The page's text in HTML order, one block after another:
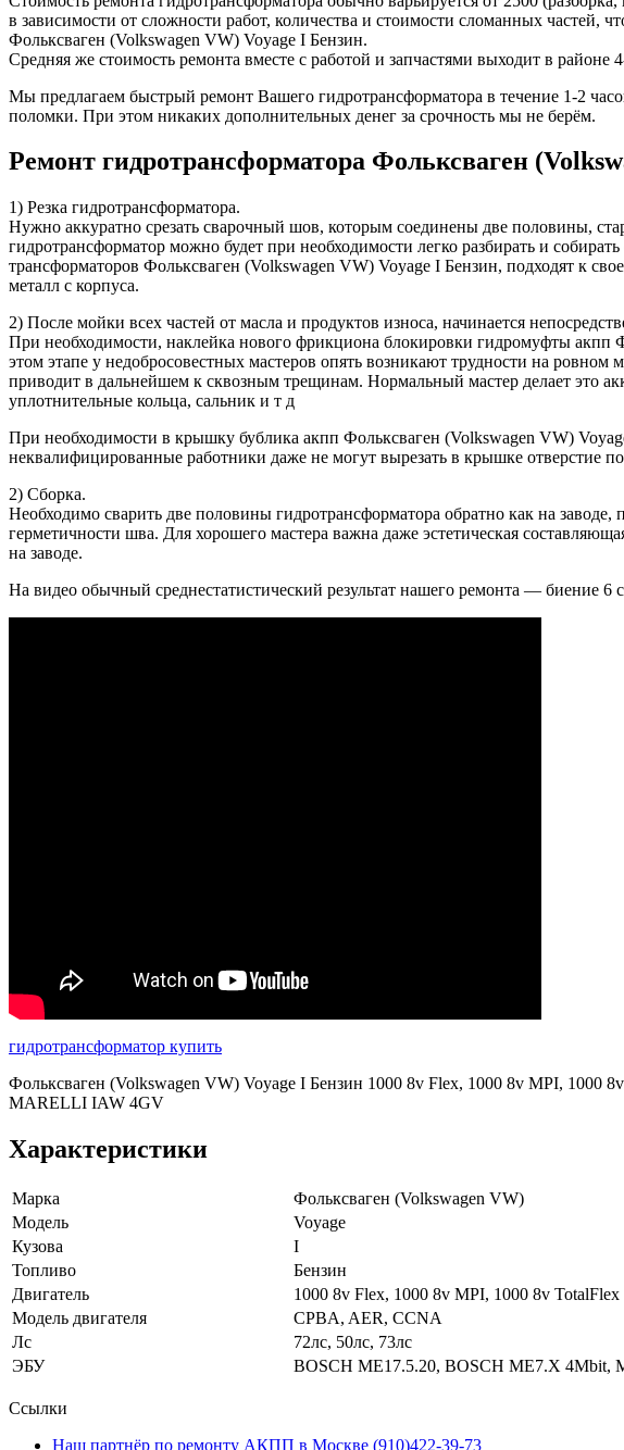
в зависимости от сложности работ, количества и стоимости сломанных
Фольксваген (Volkswagen VW) Voyage I Бензин.
Средняя же стоимость ремонта вместе с работой и запчастями выходит в районе
Мы предлагаем быстрый ремонт Вашего гидротрансформатора в течение 1-2
поломки. При этом никаких дополнительных денег за срочность мы не берём.
Ремонт гидротрансформатора Фольксваген
1) Резка гидротрансформатора.
Нужно аккуратно срезать сварочный шов, которым соединены две половины,
гидротрансформатор можно будет при необходимости легко разбирать и
трансформаторов Фольксваген (Volkswagen VW) Voyage I Бензин, подходят к
металл с корпуса.
2) После мойки всех частей от масла и продуктов износа, начинается
При необходимости, наклейка нового фрикциона блокировки гидромуфты
этом этапе у недобросовестных мастеров опять возникают трудности на
приводит в дальнейшем к сквозным трещинам. Нормальный мастер делает это
уплотнительные кольца, сальник и т д
При необходимости в крышку бублика акпп Фольксваген (Volkswagen VW)
неквалифицированные работники даже не могут вырезать в крышке отверстие
2) Сборка.
Необходимо сварить две половины гидротрансформатора обратно как на
герметичности шва. Для хорошего мастера важна даже эстетическая
на заводе.
На видео обычный среднестатистический результат нашего ремонта — биение
гидротрансформатор купить
Фольксваген (Volkswagen VW) Voyage I Бензин 1000 8v Flex, 1000 8v MPI,
MARELLI IAW 4GV
Характеристики
Марка
Фольксваген (Volkswagen VW)
Модель
Voyage
Кузова
I
Топливо
Бензин
Двигатель
1000 8v Flex, 1000 8v MPI, 1000 8v TotalFlex
Модель двигателя
CPBA, AER, CCNA
Лс
72лс, 50лс, 73лс
ЭБУ
BOSCH ME17.5.20, BOSCH ME7.X
Ссылки
Наш партнёр по ремонту АКПП в Москве (910)422-39-73